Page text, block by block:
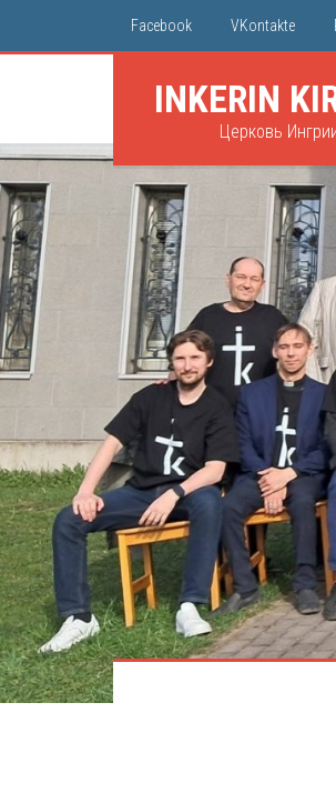
Facebook VKontakte
INKERIN
Церковь